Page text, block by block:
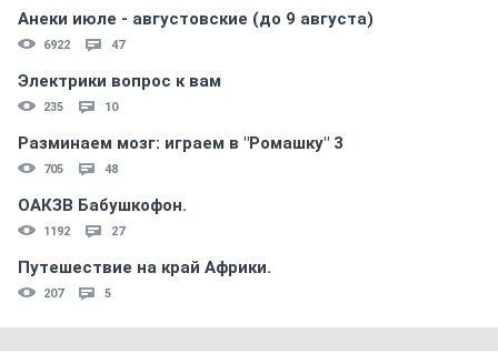
Анеки июле - августовские (до 9 августа)
6922 47
Электрики вопрос к вам
235 10
Разминаем мозг: играем в "Ромашку" 3
705 48
ОАКЗВ Бабушкофон.
1192 27
Путешествие на край Африки.
207 5